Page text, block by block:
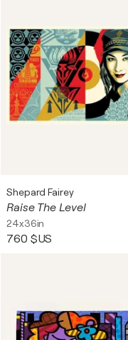
Shepard Fairey
Raise The Level
24x36in
760 $US